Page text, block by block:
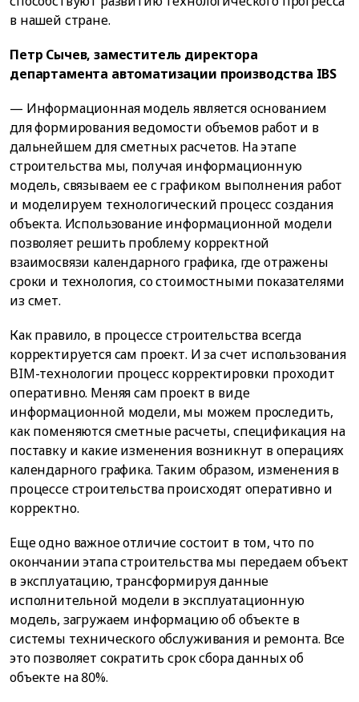
в нашей стране.
Петр Сычев, заместитель директора
департамента автоматизации производства IBS
— Информационная модель является основанием
для формирования ведомости объемов работ и в
дальнейшем для сметных расчетов. На этапе
строительства мы, получая информационную
модель, связываем ее с графиком выполнения работ
и моделируем технологический процесс создания
объекта. Использование информационной модели
позволяет решить проблему корректной
взаимосвязи календарного графика, где отражены
сроки и технология, со стоимостными показателями
из смет.
Как правило, в процессе строительства всегда
корректируется сам проект. И за счет использования
BIM-технологии процесс корректировки проходит
оперативно. Меняя сам проект в виде
информационной модели, мы можем проследить,
как поменяются сметные расчеты, спецификация на
поставку и какие изменения возникнут в операциях
календарного графика. Таким образом, изменения в
процессе строительства происходят оперативно и
корректно.
Еще одно важное отличие состоит в том, что по
окончании этапа строительства мы передаем объект
в эксплуатацию, трансформируя данные
исполнительной модели в эксплуатационную
модель, загружаем информацию об объекте в
системы технического обслуживания и ремонта. Все
это позволяет сократить срок сбора данных об
объекте на 80%.